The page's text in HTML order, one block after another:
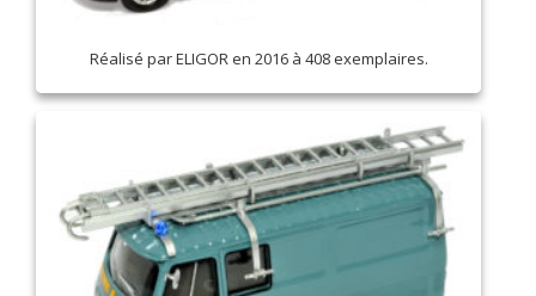
Réalisé par ELIGOR en 2016 à 408 exemplaires.